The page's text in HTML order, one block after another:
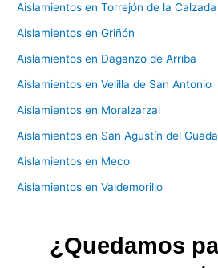
Aislamientos en Torrejón de la Calzada
Aislamientos en Griñón
Aislamientos en Daganzo de Arriba
Aislamientos en Velilla de San Antonio
Aislamientos en Moralzarzal
Aislamientos en San Agustín del
Aislamientos en Meco
Aislamientos en Valdemorillo
¿Quedamos